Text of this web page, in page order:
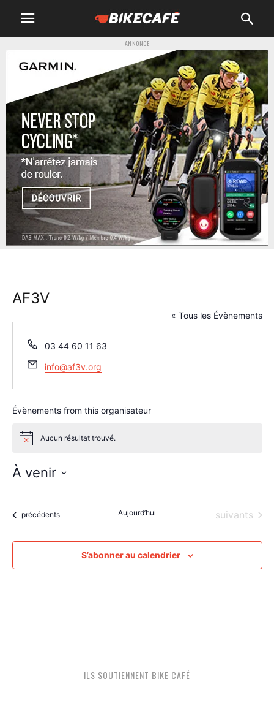
ANNONCE
AF3V
« Tous les Évènements
Téléphone
03 44 60 11 63
Email
info@af3v.org
Évènements from this organisateur
NoticeAucun résultat trouvé.
À venir
date.Évènements
précédents Aujourd’hui Évènements
suivants
S’abonner au calendrier